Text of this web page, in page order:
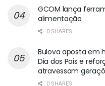
GCOM lança
alimentação
0 SHARES
Bulova aposta em
Dia dos Pais e
atravessam
0 SHARES